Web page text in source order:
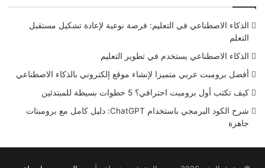
الذكاء الاصطناعي في التعليم: فرصة نوعية لإعادة تشكيل مستقبل
التعلم
الذكاء الاصطناعي يستخدم في تطوير التعليم
أفضل برومبت عربي متميزا لإنشاء موقع إلكتروني بالذكاء الاصطناعي
كيف تكتب أول برومبت احترافي؟ 5 خطوات بسيطة للمبتدئين
شرح الكود البرمجي باستخدام ChatGPT: دليل كامل مع برومبتات
جاهزة